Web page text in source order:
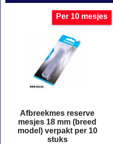
Per 10 mesjes
Afbreekmes reserve
mesjes 18 mm (breed
model) verpakt per 10
stuks